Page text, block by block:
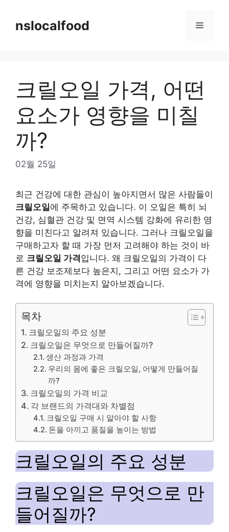
contentnslocalfood Menu
크릴오일 가격, 어떤
요소가 영향을 미칠
까?
02월 25일
최근 건강에 대한 관심이 높아지면서 많은 사람들이
크릴오일에 주목하고 있습니다. 이 오일은 특히 뇌
건강, 심혈관 건강 및 면역 시스템 강화에 유리한 영
향을 미친다고 알려져 있습니다. 그러나 크릴오일을
구매하고자 할 때 가장 먼저 고려해야 하는 것이 바
로 크릴오일 가격입니다. 왜 크릴오일의 가격이 다
른 건강 보조제보다 높은지, 그리고 어떤 요소가 가
격에 영향을 미치는지 알아보겠습니다.
목차
크릴오일의 주요 성분
크릴오일은 무엇으로 만들어질까?
생산 과정과 가격
우리의 몸에 좋은 크릴오일, 어떻게 만들어질
까?
크릴오일의 가격 비교
각 브랜드의 가격대와 차별점
크릴오일 구매 시 알아야 할 사항
돈을 아끼고 품질을 높이는 방법
크릴오일의 주요 성분
크릴오일은 무엇으로 만
들어질까?